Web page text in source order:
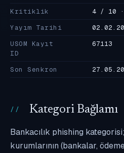
Kritiklik
4 / 10 ·
Yayım Tarihi
USOM Kayıt
ID
67113
Son Senkron
Kategori Bağlamı
Bankacılık phishing
kurumlarının (bankalar,